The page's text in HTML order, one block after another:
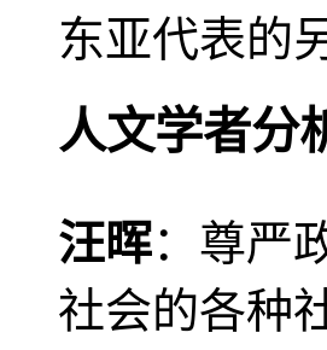
东亚代表的
人文学者分
汪晖：尊严
社会的各种